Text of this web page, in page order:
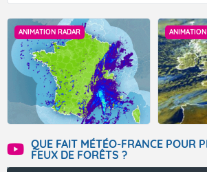
ANIMATION RADAR
QUE FAIT MÉTÉO-FRANCE POUR
FEUX DE FORÊTS ?